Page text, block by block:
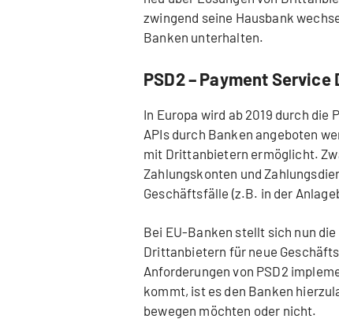
zwingend seine Hausbank
Banken unterhalten.
PSD2 – Payment
In Europa wird ab 2019 durch die
APIs durch Banken angeboten
mit Drittanbietern ermöglicht.
Zahlungskonten und
Geschäftsfälle (z.B. in der
Bei EU-Banken stellt sich nun
Drittanbietern für neue
Anforderungen von PSD2
kommt, ist es den Banken
bewegen möchten oder nicht.